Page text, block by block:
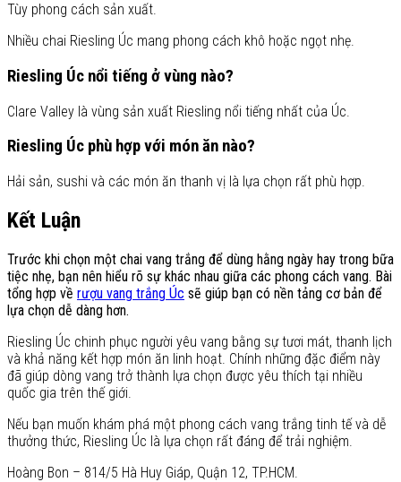
Tùy phong cách sản xuất.
Nhiều chai Riesling Úc mang phong cách khô hoặc ngọt nhẹ.
Riesling Úc nổi tiếng ở vùng nào?
Clare Valley là vùng sản xuất Riesling nổi tiếng nhất của Úc.
Riesling Úc phù hợp với món ăn nào?
Hải sản, sushi và các món ăn thanh vị là lựa chọn rất phù hợp.
Kết Luận
Trước khi chọn một chai vang trắng để dùng hằng ngày hay trong bữa
tiệc nhẹ, bạn nên hiểu rõ sự khác nhau giữa các phong cách vang. Bài
tổng hợp về rượu vang trắng Úc sẽ giúp bạn có nền tảng cơ bản để
lựa chọn dễ dàng hơn.
Riesling Úc chinh phục người yêu vang bằng sự tươi mát, thanh lịch
và khả năng kết hợp món ăn linh hoạt. Chính những đặc điểm này
đã giúp dòng vang trở thành lựa chọn được yêu thích tại nhiều
quốc gia trên thế giới.
Nếu bạn muốn khám phá một phong cách vang trắng tinh tế và dễ
thưởng thức, Riesling Úc là lựa chọn rất đáng để trải nghiệm.
Hoàng Bon – 814/5 Hà Huy Giáp, Quận 12, TP.HCM.